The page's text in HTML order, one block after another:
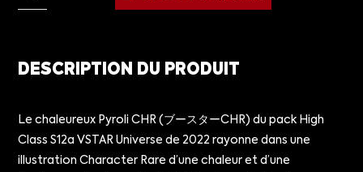
DESCRIPTION DU PRODUIT
Le chaleureux Pyroli CHR (ブースターCHR) du pack High
Class S12a VSTAR Universe de 2022 rayonne dans une
illustration Character Rare d’une chaleur et d’une